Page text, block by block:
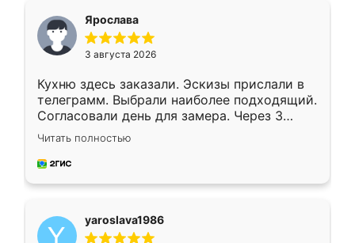
Ярослава
3 августа 2026
Кухню здесь заказали. Эскизы прислали в
телеграмм. Выбрали наиболее подходящий.
Согласовали день для замера. Через 3
недели кухня была уже готова. Остались
довольны работой. Спасибо Ренессанс
мебель за качественную работу!
Читать полностью
yaroslava1986